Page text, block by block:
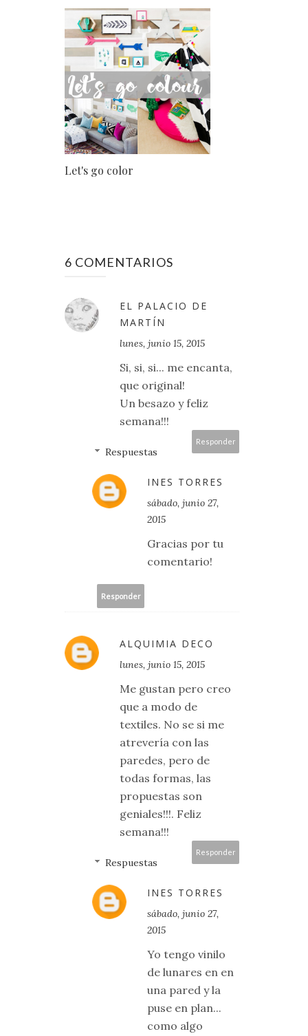
Let's go color
6 COMENTARIOS
EL PALACIO DE
MARTÍN
lunes, junio 15, 2015
Si, si, si... me encanta,
que original!
Un besazo y feliz
semana!!!
Responder
Respuestas
INES TORRES
sábado, junio 27,
2015
Gracias por tu
comentario!
Responder
ALQUIMIA DECO
lunes, junio 15, 2015
Me gustan pero creo
que a modo de
textiles. No se si me
atrevería con las
paredes, pero de
todas formas, las
propuestas son
geniales!!!. Feliz
semana!!!
Responder
Respuestas
INES TORRES
sábado, junio 27,
2015
Yo tengo vinilo
de lunares en en
una pared y la
puse en plan...
como algo